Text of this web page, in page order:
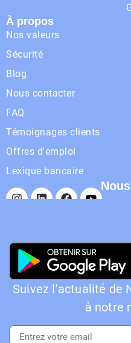
À propos
Nos valeurs
Sécurité
Blog
Nous contacter
FAQ
Témoignages clients
Offres d'emploi
Lexique bancaire
Suivez l’actualité de
à notre